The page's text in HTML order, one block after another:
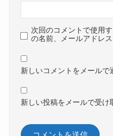
次回のコメントで使用
の名前、メールアドレ
新しいコメントをメールで
新しい投稿をメールで受け